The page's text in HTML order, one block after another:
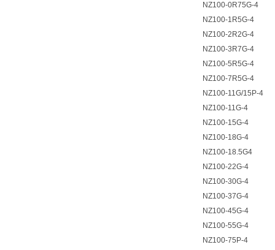
NZ100-0R75G-4
NZ100-1R5G-4
NZ100-2R2G-4
NZ100-3R7G-4
NZ100-5R5G-4
NZ100-7R5G-4
NZ100-11G/15P-4
NZ100-11G-4
NZ100-15G-4
NZ100-18G-4
NZ100-18.5G4
NZ100-22G-4
NZ100-30G-4
NZ100-37G-4
NZ100-45G-4
NZ100-55G-4
NZ100-75P-4